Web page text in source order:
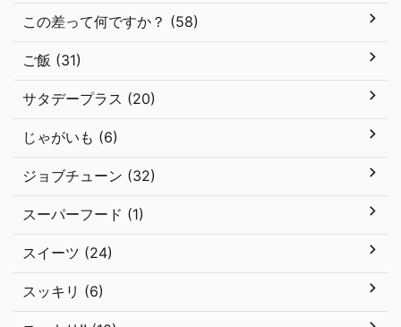
この差って何ですか？ (58)
ご飯 (31)
サタデープラス (20)
じゃがいも (6)
ジョブチューン (32)
スーパーフード (1)
スイーツ (24)
スッキリ (6)